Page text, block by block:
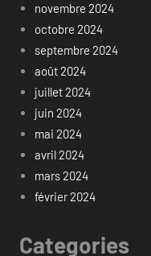
novembre 2024
octobre 2024
septembre 2024
août 2024
juillet 2024
juin 2024
mai 2024
avril 2024
mars 2024
février 2024
Categories